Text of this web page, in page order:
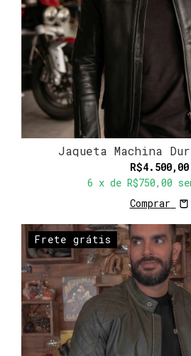
Jaqueta Machina
R$4.500,00
6 x de R$750,00
Comprar
Frete grátis